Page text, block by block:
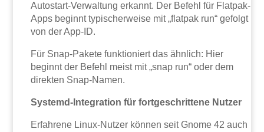
Autostart-Verwaltung erkannt. Der Befehl für Flatpak-
Apps beginnt typischerweise mit „flatpak run“ gefolgt
von der App-ID.
Für Snap-Pakete funktioniert das ähnlich: Hier
beginnt der Befehl meist mit „snap run“ oder dem
direkten Snap-Namen.
Systemd-Integration für fortgeschrittene Nutzer
Erfahrene Linux-Nutzer können seit Gnome 42 auch